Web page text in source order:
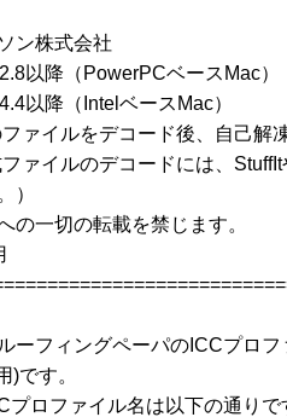
ン株式会社
以降（PowerPCベースMac）
（IntelベースMac）
ァイルをデコード後、自己解
のデコードには、StuffItや
の一切の転載を禁じます。
フィングペーパのICCプロフ
です。
ロファイル名は以下の通りで